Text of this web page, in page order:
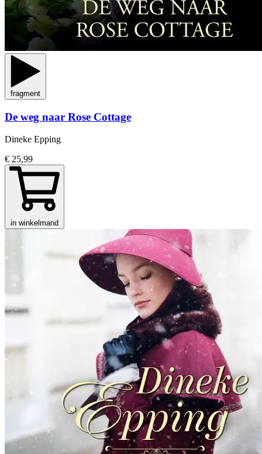
fragment
De weg naar Rose Cottage
Dineke Epping
€ 25,99
in winkelmand